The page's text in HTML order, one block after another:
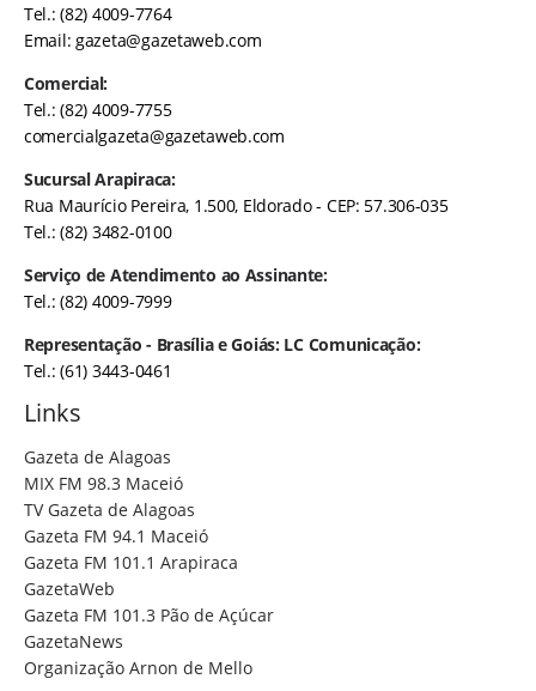
Tel.: (82) 4009-7764
Email:gazeta@gazetaweb.com
Comercial:
Tel.: (82) 4009-7755
comercialgazeta@gazetaweb.com
Sucursal Arapiraca:
Rua Maurício Pereira, 1.500, Eldorado - CEP: 57.306-035
Tel.: (82) 3482-0100
Serviço de Atendimento ao Assinante:
Tel.: (82) 4009-7999
Representação - Brasília e Goiás: LC Comunicação:
Tel.: (61) 3443-0461
Links
Gazeta de Alagoas
MIX FM 98.3 Maceió
TV Gazeta de Alagoas
Gazeta FM 94.1 Maceió
Gazeta FM 101.1 Arapiraca
GazetaWeb
Gazeta FM 101.3 Pão de Açúcar
GazetaNews
Organização Arnon de Mello